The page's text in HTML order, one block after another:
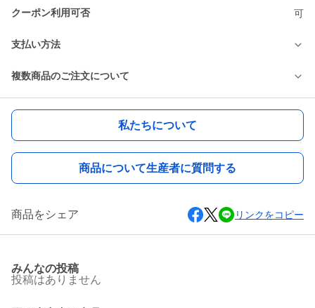
クーポン利用可否 可
支払い方法
複数商品のご注文について
私たちについて
商品について生産者に質問する
商品をシェア リンクをコピー
みんなの投稿
投稿はありません